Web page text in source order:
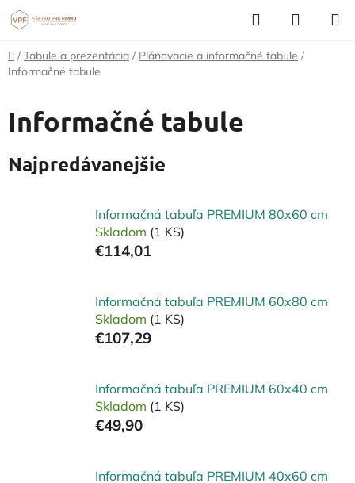
Prejsť
na
obsah
Hľadať
KOŠÍK
Domov
/ Tabule a prezentácia / Plánovacie a informačné tabule /
Informačné tabule
Informačné tabule
Najpredávanejšie
Informačná tabuľa PREMIUM 80x60 cm
Skladom (1 KS)
€114,01
Informačná tabuľa PREMIUM 60x80 cm
Skladom (1 KS)
€107,29
Informačná tabuľa PREMIUM 60x40 cm
Skladom (1 KS)
€49,90
Informačná tabuľa PREMIUM 40x60 cm